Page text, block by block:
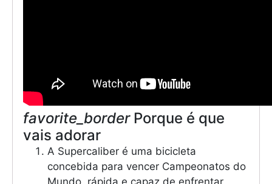
favorite_borderPorque é que
vais adorar
A Supercaliber é uma bicicleta
concebida para vencer Campeonatos do